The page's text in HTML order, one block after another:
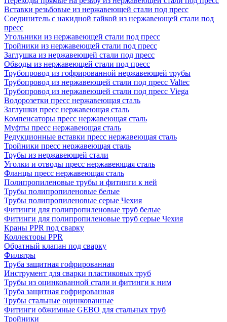
Вставки резьбовые из нержавеющей стали под пресс
Соединитель с накидной гайкой из нержавеющей стали под
пресс
Угольники из нержавеющей стали под пресс
Тройники из нержавеющей стали под пресс
Заглушка из нержавеющей стали под пресс
Обводы из нержавеющей стали под пресс
Трубопровод из гофрированной нержавеющей трубы
Трубопровод из нержавеющей стали под пресс Valtec
Трубопровод из нержавеющей стали под пресс Viega
Водорозетки пресс нержавеющая сталь
Заглушки пресс нержавеющая сталь
Компенсаторы пресс нержавеющая сталь
Муфты пресс нержавеющая сталь
Редукционные вставки пресс нержавеющая сталь
Тройники пресс нержавеющая сталь
Трубы из нержавеющей стали
Уголки и отводы пресс нержавеющая сталь
Фланцы пресс нержавеющая сталь
Полипропиленовые трубы и фитинги к ней
Трубы полипропиленовые белые
Трубы полипропиленовые серые Чехия
Фитинги для полипропиленовые труб белые
Фитинги для полипропиленовые труб серые Чехия
Краны PPR под сварку
Коллекторы PPR
Обратный клапан под сварку
Фильтры
Труба защитная гофрированная
Инструмент для сварки пластиковых труб
Трубы из оцинкованной стали и фитинги к ним
Труба защитная гофрированная
Трубы стальные оцинкованные
Фитинги обжимные GEBO для стальных труб
Тройники